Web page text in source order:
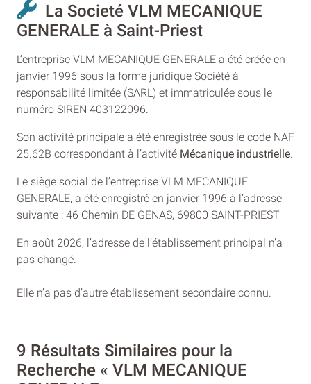
La Societé VLM MECANIQUE
GENERALE à Saint-Priest
L’entreprise VLM MECANIQUE GENERALE a été créée en
janvier 1996 sous la forme juridique Société à
responsabilité limitée (SARL) et immatriculée sous le
numéro SIREN 403122096.
Son activité principale a été enregistrée sous le code NAF
25.62B correspondant à l’activité Mécanique industrielle
Le siège social de l’entreprise VLM MECANIQUE
GENERALE, a été enregistré en janvier 1996 à l’adresse
suivante : 46 Chemin DE GENAS, 69800 SAINT-PRIEST
En août 2026, l’adresse de l’établissement principal n’a
pas changé.
Elle n’a pas d’autre établissement secondaire connu.
9 Résultats Similaires pour la
Recherche « VLM MECANIQUE